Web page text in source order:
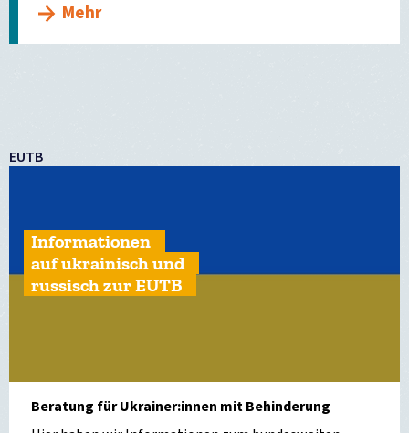
Mehr
EUTB
Informationen
auf ukrainisch und
russisch zur EUTB
Beratung für Ukrainer:innen mit Behinderung